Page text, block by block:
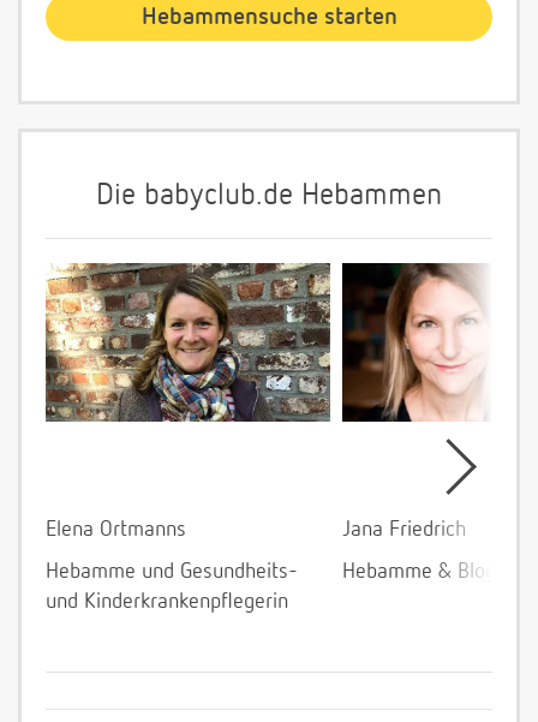
Die babyclub.de Hebammen
Elena Ortmanns
Hebamme und Gesundheits-
und Kinderkrankenpflegerin
Jana Friedrich
Hebamme &